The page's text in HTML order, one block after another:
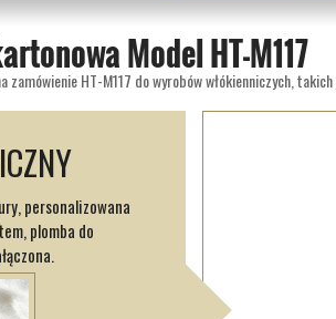
Model HT-M117
personalizowana
plomba do